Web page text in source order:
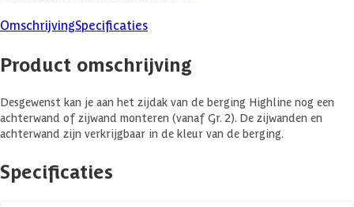
OmschrijvingSpecificaties
Product omschrijving
Desgewenst kan je aan het zijdak van de berging Highline nog een
achterwand of zijwand monteren (vanaf Gr. 2). De zijwanden en
achterwand zijn verkrijgbaar in de kleur van de berging.
Specificaties